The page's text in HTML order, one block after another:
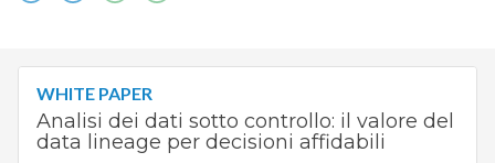
WHITE PAPER
Analisi dei dati sotto controllo: il valore del
data lineage per decisioni affidabili